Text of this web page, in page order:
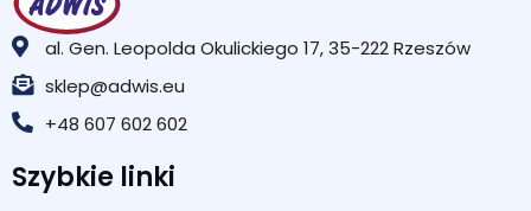
al. Gen. Leopolda Okulickiego 17, 35-222 Rzeszów
sklep@adwis.eu
+48 607 602 602
Szybkie linki